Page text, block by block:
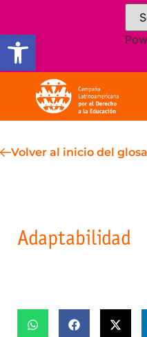
Open toolbar
Volver al inicio del
Adaptabilidad